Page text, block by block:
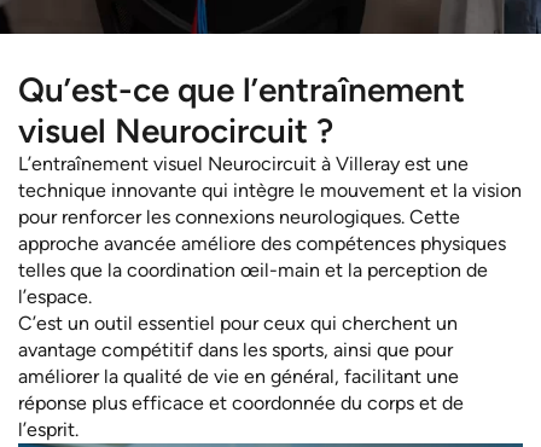
Qu’est-ce que l’entraînement
visuel Neurocircuit ?
L’entraînement visuel Neurocircuit à Villeray est une
technique innovante qui intègre le mouvement et la vision
pour renforcer les connexions neurologiques. Cette
approche avancée améliore des compétences physiques
telles que la coordination œil-main et la perception de
l’espace.
C’est un outil essentiel pour ceux qui cherchent un
avantage compétitif dans les sports, ainsi que pour
améliorer la qualité de vie en général, facilitant une
réponse plus efficace et coordonnée du corps et de
l’esprit.